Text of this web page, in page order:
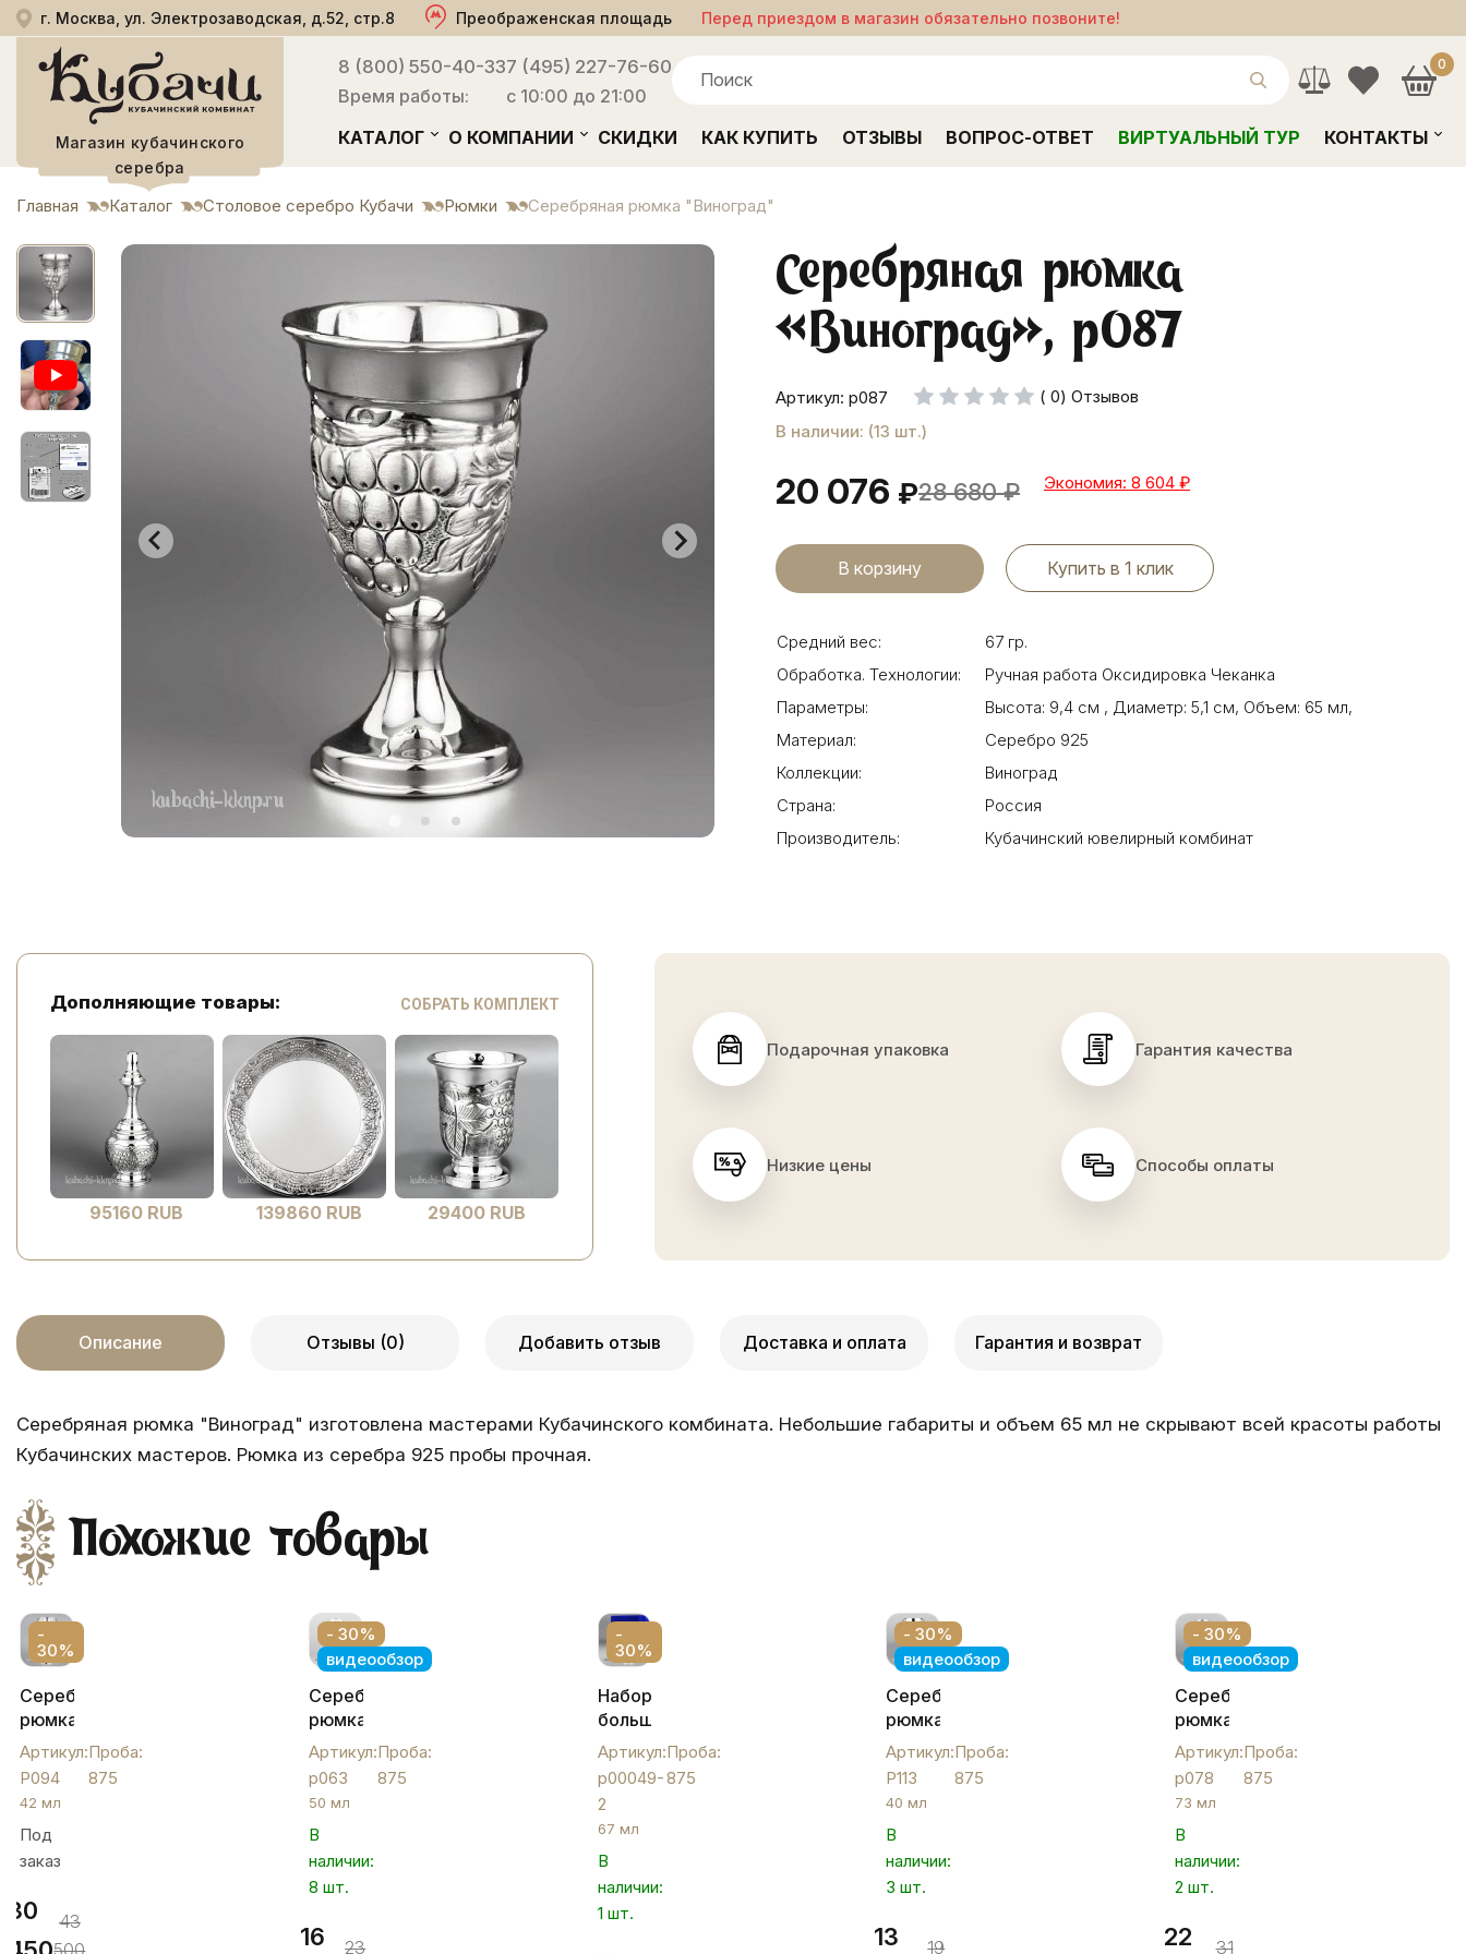
г. Москва, ул. Электрозаводская, д.52, стр.8 Преображенская площадь Перед приездом в магазин обязательно позвоните!
Магазин кубачинского
серебра
8 (800) 550-40-33
Время работы:
7 (495) 227-76-60
с 10:00 до 21:00
0
КАТАЛОГ О КОМПАНИИ СКИДКИ КАК КУПИТЬ ОТЗЫВЫ ВОПРОС-ОТВЕТ ВИРТУАЛЬНЫЙ ТУР КОНТАКТЫ
Главная Каталог Столовое серебро Кубачи Рюмки Серебряная рюмка "Виноград"
Серебряная рюмка
«Виноград», р087
Артикул: р087
( 0) Отзывов
В наличии: (13 шт.)
20 076 ₽28 680 ₽ Экономия: 8 604 ₽
Купить в 1 клик
Средний вес:
67 гр.
Обработка. Технологии:
Ручная работа Оксидировка Чеканка
Параметры:
Высота: 9,4 см , Диаметр: 5,1 см, Объем: 65 мл,
Материал:
Серебро 925
Коллекции:
Виноград
Страна:
Россия
Производитель:
Кубачинский ювелирный комбинат
Дополняющие товары: СОБРАТЬ КОМПЛЕКТ
95160 RUB 139860 RUB 29400 RUB
Подарочная упаковка Гарантия качества
Низкие цены Способы оплаты
Описание Отзывы (0) Добавить отзыв Доставка и оплата Гарантия и возврат
Серебряная рюмка "Виноград" изготовлена мастерами Кубачинского комбината. Небольшие габариты и объем 65 мл не скрывают всей красоты работы
Кубачинских мастеров. Рюмка из серебра 925 пробы прочная.
Похожие товары
-
30%
Серебряная
рюмка
на
высокой
ноже
для
крепких
напитков,
Артикул:
Р094
Проба:
875
42 мл
Под
заказ
30
43
500
- 30%
видеообзор
Серебряная
рюмка
«Восход»,
р063
Артикул:
р063
Проба:
875
50 мл
В
наличии:
8 шт.
16
23
-
30%
Набор
больших
серебряных
рюмок
на
ножке
"Кубачи",
р00049-
2
Артикул:
р00049-
2
Проба:
875
67 мл
В
наличии:
1 шт.
- 30%
видеообзор
Серебряная
рюмка
для
водки
или
коньяка
"Искра",
Р113
Артикул:
Р113
Проба:
875
40 мл
В
наличии:
3 шт.
13
19
- 30%
видеообзор
Серебряная
рюмка
«Ромб»,
р078
Артикул:
р078
Проба:
875
73 мл
В
наличии:
2 шт.
22
31